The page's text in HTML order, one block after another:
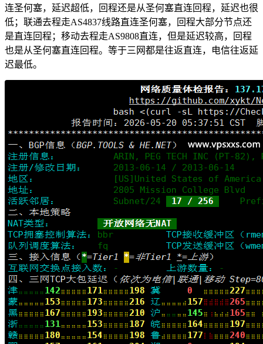
连圣何塞，延迟超低，回程还是从圣何塞直连回程，延迟也很
低；联通去程走AS4837线路直连圣何塞，回程大部分节点还
是直连回程；移动去程走AS9808直连，但是延迟较高，回程
也是从圣何塞直连回程。等于三网都是往返直连，电信往返延
迟最低。